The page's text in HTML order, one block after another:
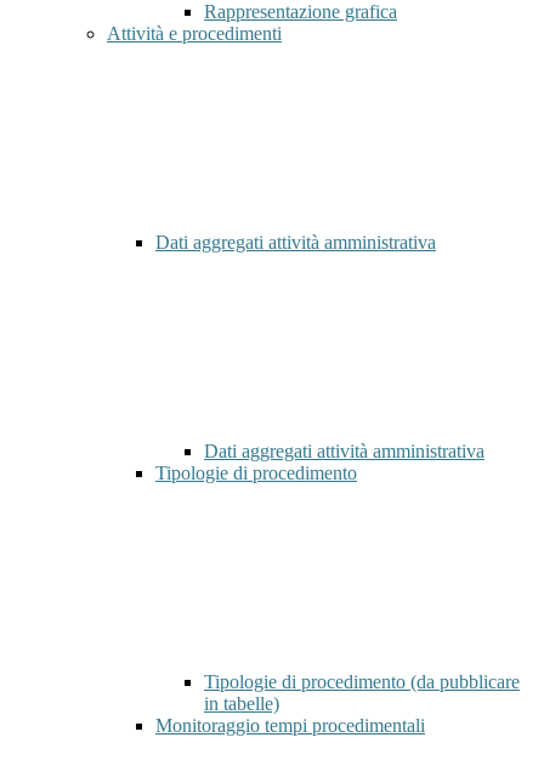
Rappresentazione grafica
Attività e procedimenti
Dati aggregati attività amministrativa
Dati aggregati attività amministrativa
Tipologie di procedimento
Tipologie di procedimento (da pubblicare
in tabelle)
Monitoraggio tempi procedimentali